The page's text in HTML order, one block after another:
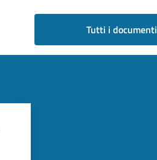
Tutti i documenti